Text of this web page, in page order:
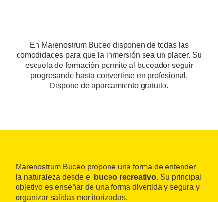
En Marenostrum Buceo disponen de todas las
comodidades para que la inmersión sea un placer. Su
escuela de formación permite al buceador seguir
progresando hasta convertirse en profesional.
Dispone de aparcamiento gratuito.
Marenostrum Buceo propone una forma de entender
la naturaleza desde el
buceo recreativo. Su principal
objetivo es enseñar de una forma divertida y segura y
organizar salidas monitorizadas.